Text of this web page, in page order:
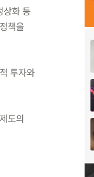
상화 등
책을
투자와
도의